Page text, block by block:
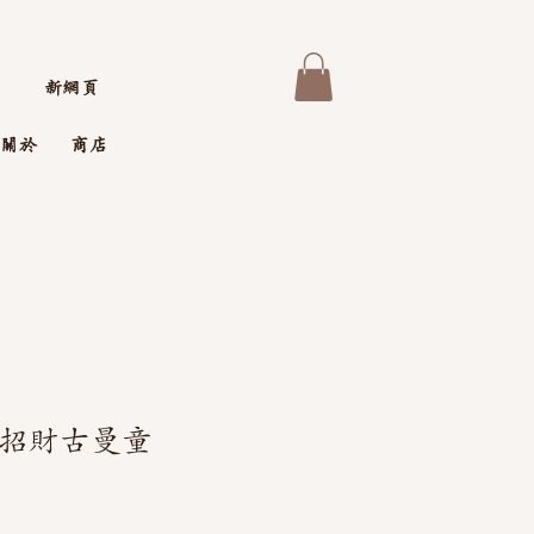
新網頁
關於 商店
財古曼童